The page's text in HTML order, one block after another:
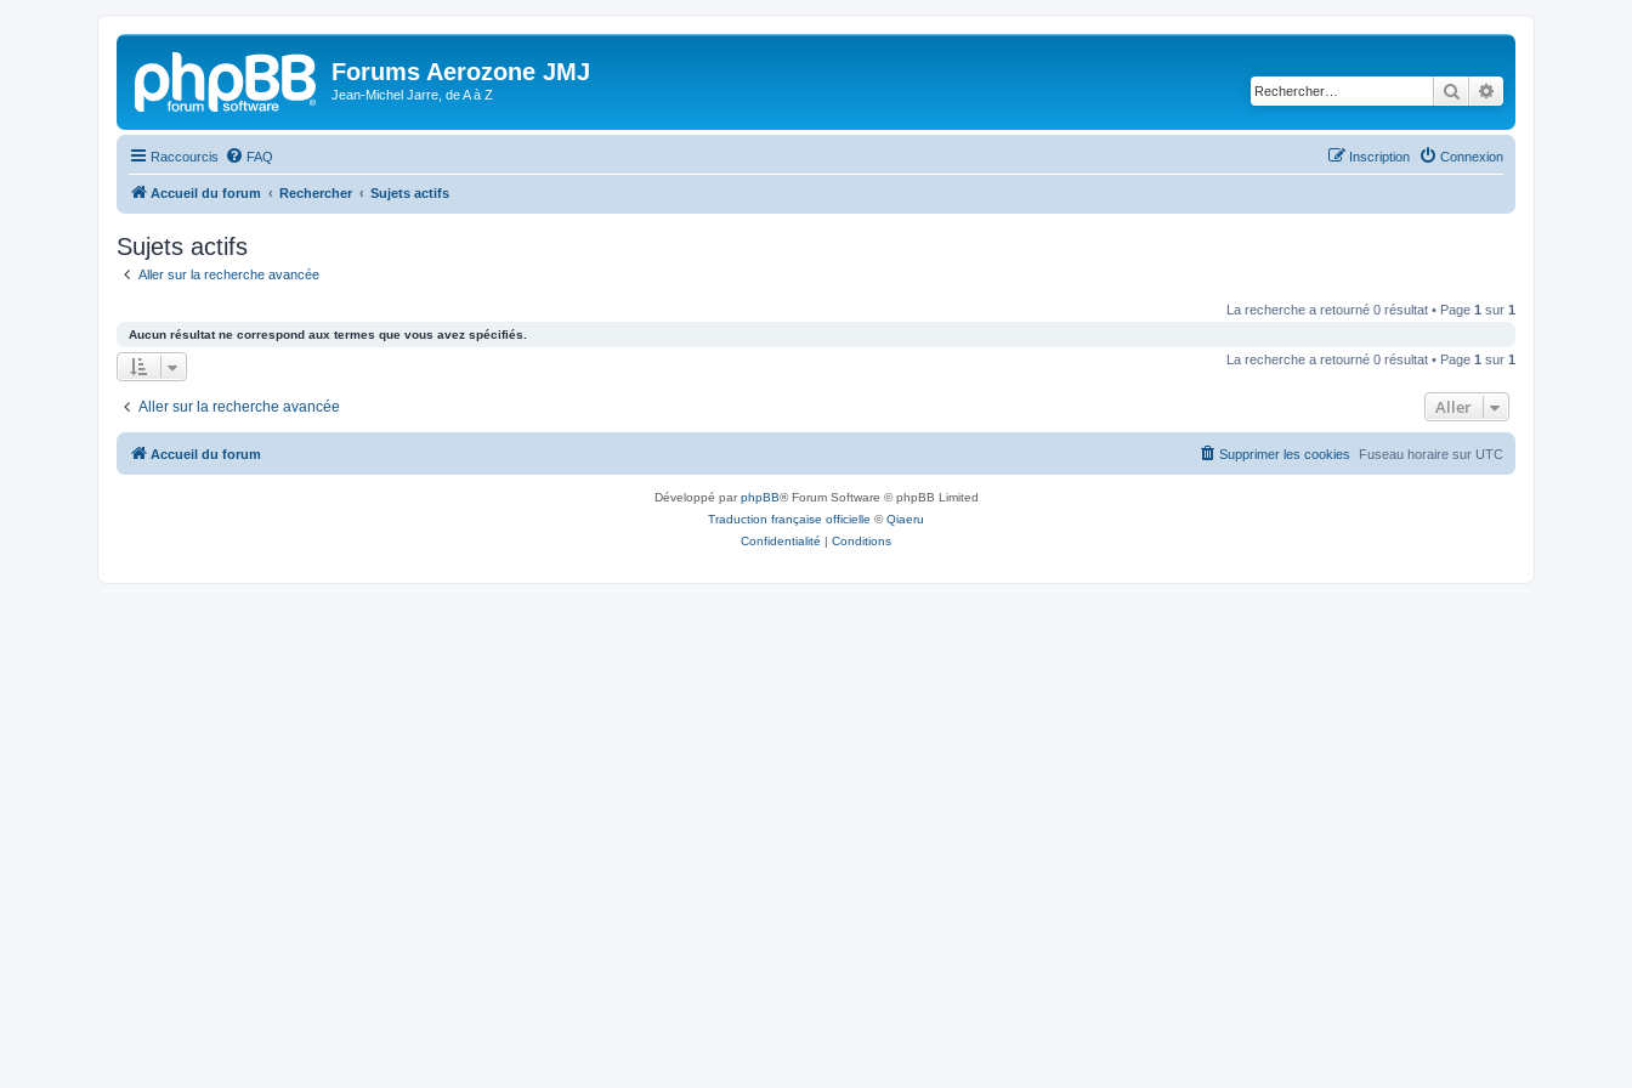
Forums Aerozone JMJ
Jean-Michel Jarre, de A à Z Rechercher
Raccourcis FAQ Connexion
Inscription
Accueil du forum Rechercher Sujets actifs
Sujets actifs
Aller sur la recherche avancée
La recherche a retourné 0 résultat • Page 1 sur 1
Aucun résultat ne correspond aux termes que vous avez spécifiés.
La recherche a retourné 0 résultat • Page 1 sur 1
Aller sur la recherche avancée Aller
Accueil du forum Fuseau horaire sur UTC
Supprimer les cookies
Développé parphpBB® Forum Software © phpBB Limited
Traduction française officielle ©Qiaeru
Confidentialité | Conditions